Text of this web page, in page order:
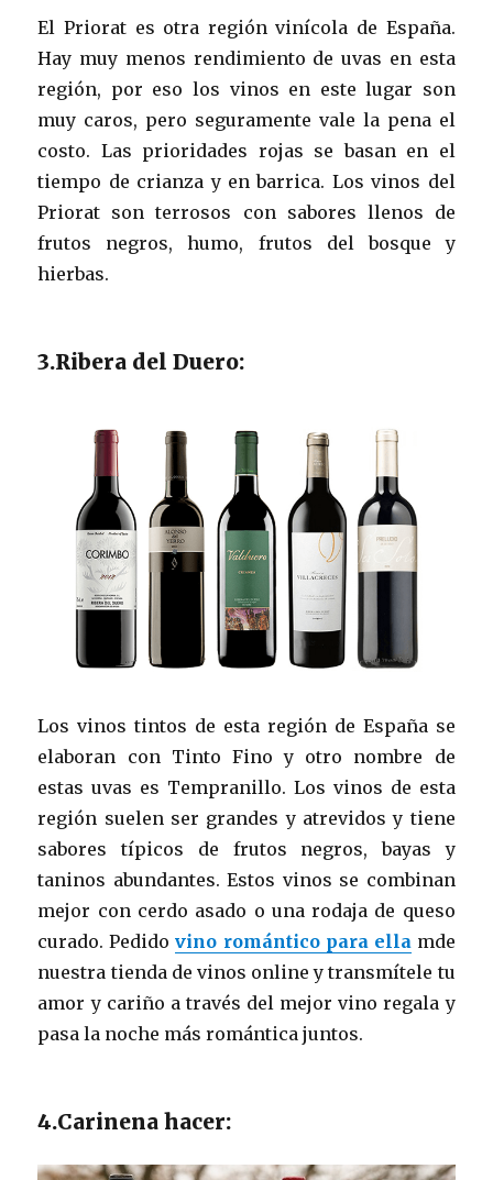
El Priorat es otra región vinícola de España.
Hay muy menos rendimiento de uvas en esta
región, por eso los vinos en este lugar son
muy caros, pero seguramente vale la pena el
costo. Las prioridades rojas se basan en el
tiempo de crianza y en barrica. Los vinos del
Priorat son terrosos con sabores llenos de
frutos negros, humo, frutos del bosque y
hierbas.
3.Ribera del Duero:
Los vinos tintos de esta región de España se
elaboran con Tinto Fino y otro nombre de
estas uvas es Tempranillo. Los vinos de esta
región suelen ser grandes y atrevidos y tiene
sabores típicos de frutos negros, bayas y
taninos abundantes. Estos vinos se combinan
mejor con cerdo asado o una rodaja de queso
curado. Pedidovino romántico para ella mde
nuestra tienda de vinos online y transmítele tu
amor y cariño a través del mejor vino regala y
pasa la noche más romántica juntos.
4.Carinena hacer: